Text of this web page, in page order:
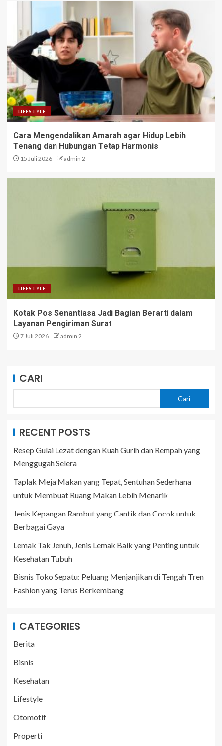
LIFESTYLE
Cara Mengendalikan Amarah agar Hidup Lebih
Tenang dan Hubungan Tetap Harmonis
15 Juli 2026 admin 2
LIFESTYLE
Kotak Pos Senantiasa Jadi Bagian Berarti dalam
Layanan Pengiriman Surat
7 Juli 2026 admin 2
CARI
Cari
RECENT POSTS
Resep Gulai Lezat dengan Kuah Gurih dan Rempah yang
Menggugah Selera
Taplak Meja Makan yang Tepat, Sentuhan Sederhana
untuk Membuat Ruang Makan Lebih Menarik
Jenis Kepangan Rambut yang Cantik dan Cocok untuk
Berbagai Gaya
Lemak Tak Jenuh, Jenis Lemak Baik yang Penting untuk
Kesehatan Tubuh
Bisnis Toko Sepatu: Peluang Menjanjikan di Tengah Tren
Fashion yang Terus Berkembang
CATEGORIES
Berita
Bisnis
Kesehatan
Lifestyle
Otomotif
Properti